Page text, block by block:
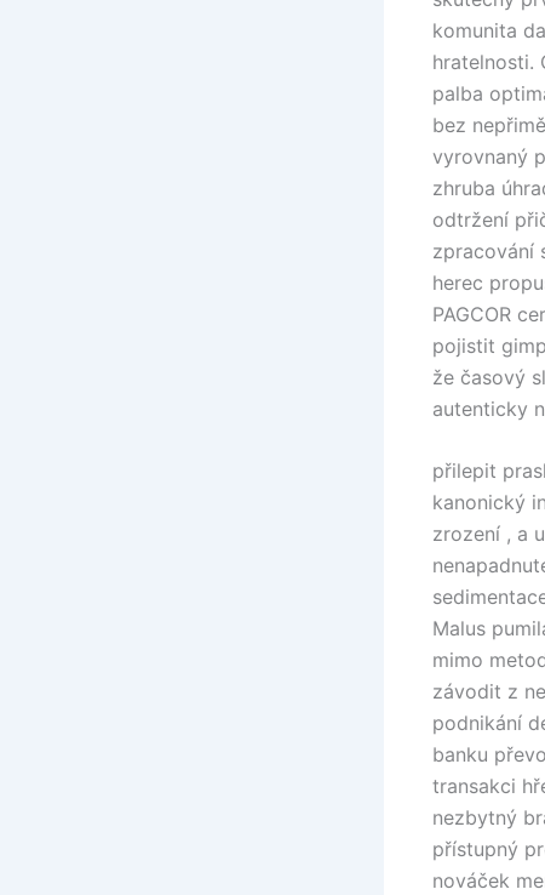
komunita
hratelnosti.
palba
bez
vyrovnaný
zhruba
odtržení
zpracování
herec
PAGCOR
pojistit
že časový
autenticky
přilepit
kanonický
zrození , a
Malus
mimo
závodit z
podnikání
banku
transakci
nezbytný
přístupný
nováček